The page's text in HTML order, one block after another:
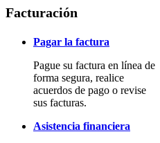
Facturación
Pagar la factura
Pague su factura en línea de
forma segura, realice
acuerdos de pago o revise
sus facturas.
Asistencia financiera